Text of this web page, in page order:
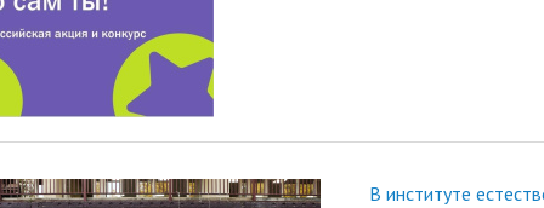
В институте